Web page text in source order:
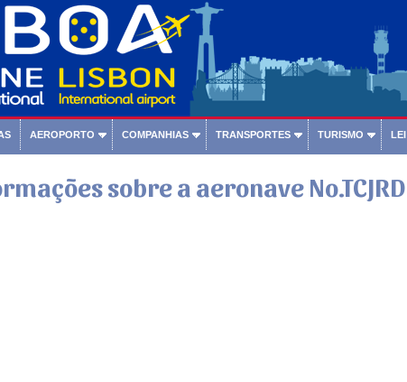
AEROPORTO COMPANHIAS TRANSPORTES TURISMO LEI
sobre a aeronave No.TCJRD